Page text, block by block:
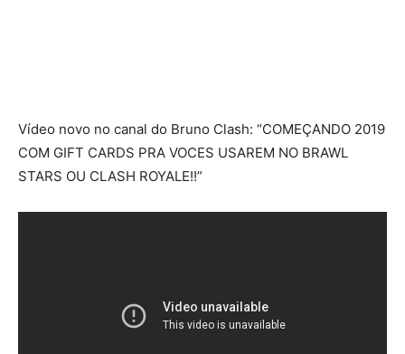
Vídeo novo no canal do Bruno Clash: “COMEÇANDO 2019
COM GIFT CARDS PRA VOCES USAREM NO BRAWL
STARS OU CLASH ROYALE!!”